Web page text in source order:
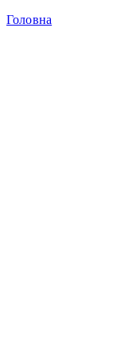
Головна